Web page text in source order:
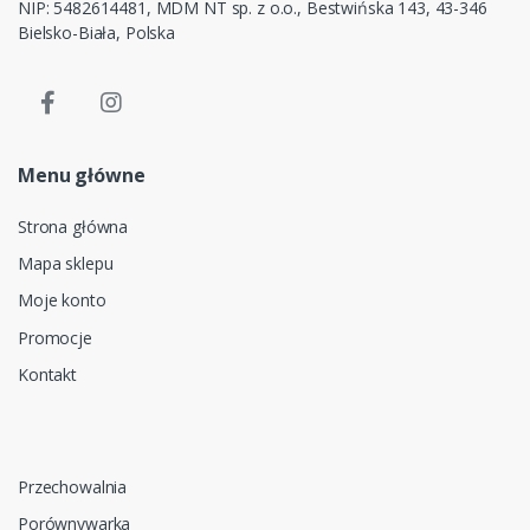
NIP: 5482614481, MDM NT sp. z o.o., Bestwińska 143, 43-346
Bielsko-Biała, Polska
Menu główne
Strona główna
Mapa sklepu
Moje konto
Promocje
Kontakt
Przechowalnia
Porównywarka